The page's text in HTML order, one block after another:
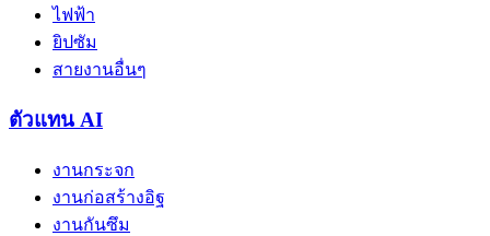
ไฟฟ้า
ยิปซัม
สายงานอื่นๆ
ตัวแทน AI
งานกระจก
งานก่อสร้างอิฐ
งานกันซึม